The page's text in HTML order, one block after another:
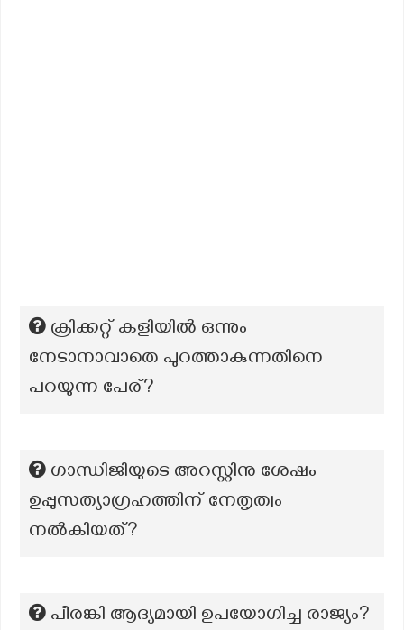
ക്രിക്കറ്റ് കളിയിൽ ഒന്നും
നേടാനാവാതെ പുറത്താകുന്നതിനെ
പറയുന്ന പേര്?
ഗാന്ധിജിയുടെ അറസ്റ്റിനു ശേഷം
ഉപ്പുസത്യാഗ്രഹത്തിന് നേതൃത്വം
നൽകിയത്?
പീരങ്കി ആദ്യമായി ഉപയോഗിച്ച രാജ്യം?